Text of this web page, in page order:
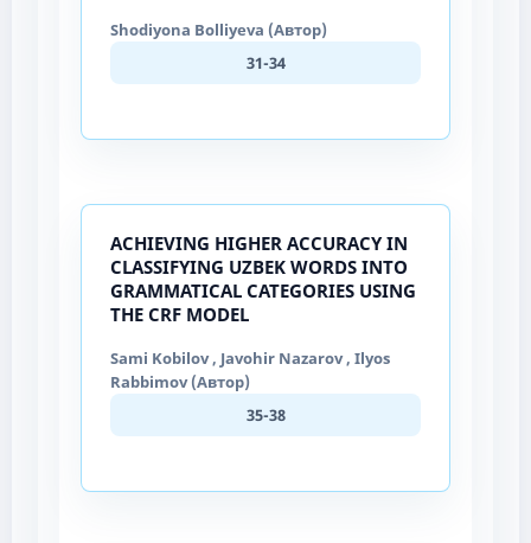
Shodiyona Bolliyeva (Автор)
31-34
ACHIEVING HIGHER ACCURACY IN
CLASSIFYING UZBEK WORDS INTO
GRAMMATICAL CATEGORIES USING
THE CRF MODEL
Sami Kobilov , Javohir Nazarov , Ilyos
Rabbimov (Автор)
35-38